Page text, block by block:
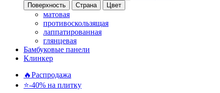
Поверхность Страна Цвет
матовая
противоскользящая
лаппатированная
глянцевая
Бамбуковые панели
Клинкер
🔥Распродажа
⭐-40% на плитку